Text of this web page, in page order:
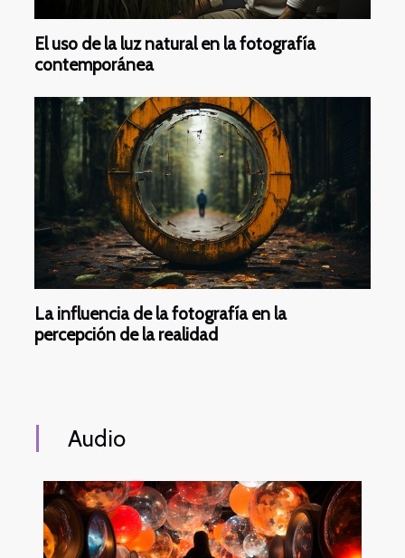
El uso de la luz natural en la fotografía
contemporánea
La influencia de la fotografía en la
percepción de la realidad
Audio